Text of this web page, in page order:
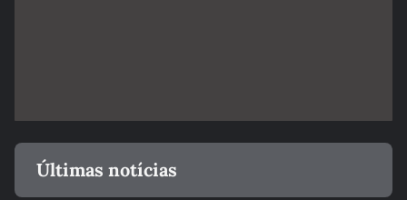
Últimas notícias